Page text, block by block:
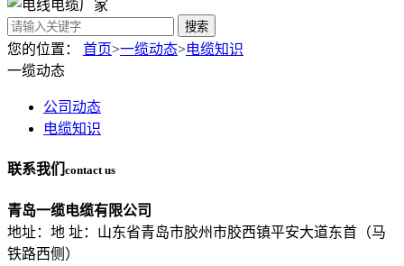
搜索
您的位置： 首页>一缆动态>电缆知识
一缆动态
公司动态
电缆知识
联系我们 contact us
青岛一缆电缆有限公司
地址：地 址：山东省青岛市胶州市胶西镇平安大道东首（马
铁路西侧）